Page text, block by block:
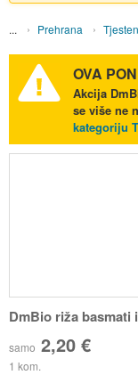
Prehrana
OVA
Akcija
se više ne
kategoriju
DmBio riža basmati
samo 2,20 €
1 kom.